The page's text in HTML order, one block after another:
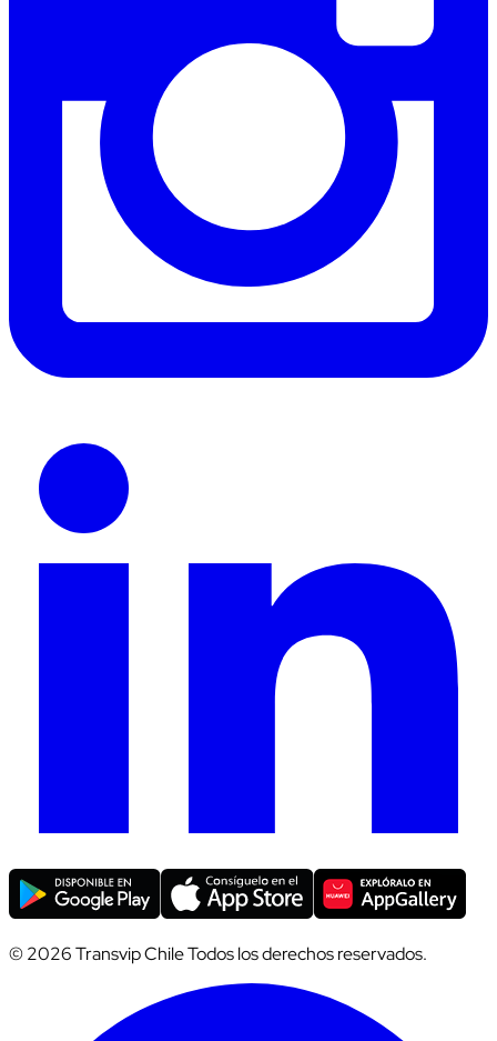
© 2026 Transvip Chile Todos los derechos reservados.